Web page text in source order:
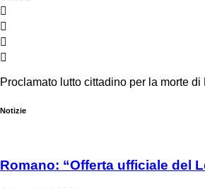
Proclamato lutto cittadino per la morte
Notizie
Romano: “Offerta ufficiale del